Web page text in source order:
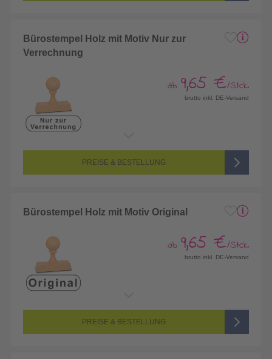
Bürostempel Holz mit Motiv Nur zur
Verrechnung
ab 9,65 €/Stck.
brutto inkl. DE-Versand
PREISE & BESTELLUNG
Bürostempel Holz mit Motiv Original
ab 9,65 €/Stck.
brutto inkl. DE-Versand
PREISE & BESTELLUNG